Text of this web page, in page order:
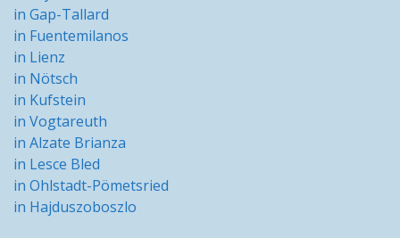
in Gap-Tallard
in Fuentemilanos
in Lienz
in Nötsch
in Kufstein
in Vogtareuth
in Alzate Brianza
in Lesce Bled
in Ohlstadt-Pömetsried
in Hajduszoboszlo